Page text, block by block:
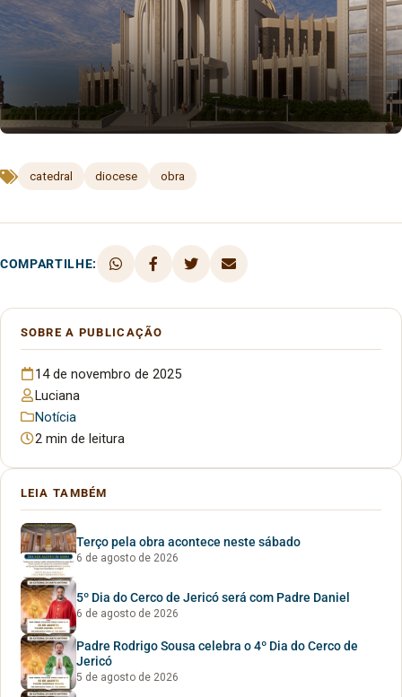
catedral diocese obra
COMPARTILHE:
SOBRE A PUBLICAÇÃO
14 de novembro de 2025
Luciana
Notícia
2 min de leitura
LEIA TAMBÉM
Terço pela obra acontece neste sábado
6 de agosto de 2026
5º Dia do Cerco de Jericó será com Padre Daniel
6 de agosto de 2026
Padre Rodrigo Sousa celebra o 4º Dia do Cerco de
Jericó
5 de agosto de 2026